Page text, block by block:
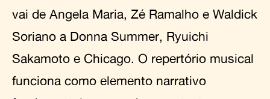
vai de Angela Maria, Zé Ramalho e Waldick
Soriano a Donna Summer, Ryuichi
Sakamoto e Chicago. O repertório musical
funciona como elemento narrativo